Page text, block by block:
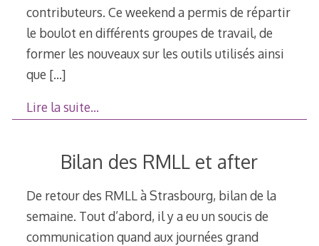
contributeurs. Ce weekend a permis de répartir
le boulot en différents groupes de travail, de
former les nouveaux sur les outils utilisés ainsi
que […]
Lire la suite…
Bilan des RMLL et after
De retour des RMLL à Strasbourg, bilan de la
semaine. Tout d’abord, il y a eu un soucis de
communication quand aux journées grand